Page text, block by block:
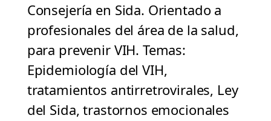
Consejería en Sida. Orientado a
profesionales del área de la salud,
para prevenir VIH. Temas:
Epidemiología del VIH,
tratamientos antirretrovirales, Ley
del Sida, trastornos emocionales